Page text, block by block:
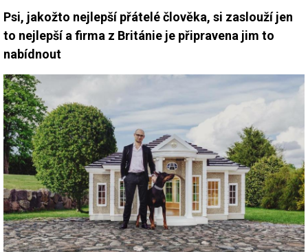
Psi, jakožto nejlepší přátelé člověka, si zaslouží jen
to nejlepší a firma z Británie je připravena jim to
nabídnout